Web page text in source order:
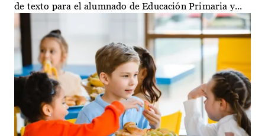
de texto para el alumnado de Educación Primaria y...